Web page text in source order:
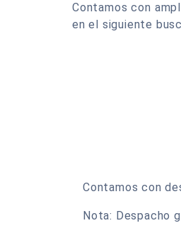
Contamos con
en el siguiente
Contamos con
Nota: Despacho